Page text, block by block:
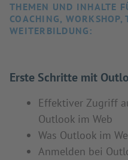
THEMEN UND INHALTE
COACHING,
WEITERBILDUNG:
Erste Schritte mit
Effektiver Zugriff
Outlook im Web
Was Outlook im
Anmelden bei